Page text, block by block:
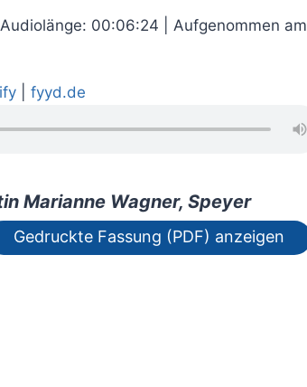
Audiolänge: 00:06:24
Aufgenommen am
fyyd.de
Marianne Wagner, Speyer
Gedruckte Fassung (PDF) anzeigen